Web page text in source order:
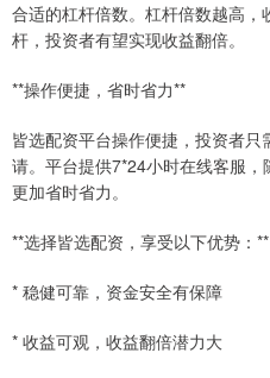
合适的杠杆倍数。杠杆倍数越高
杆，投资者有望实现收益翻倍。
**操作便捷，省时省力**
皆选配资平台操作便捷，投资者
请。平台提供7*24小时在线客服
更加省时省力。
**选择皆选配资，享受以下优势：**
* 稳健可靠，资金安全有保障
* 收益可观，收益翻倍潜力大